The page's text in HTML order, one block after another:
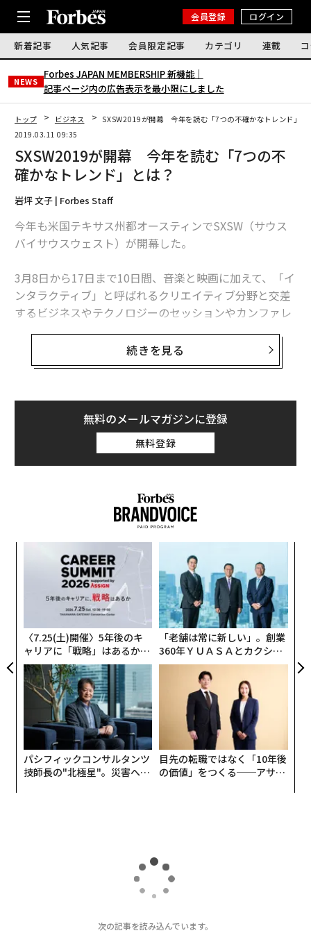
会員登録 ログイン
新着記事 人気記事 会員限定記事 カテゴリ 連載
NEWS
Forbes JAPAN MEMBERSHIP 新機能｜
記事ページ内の広告表示を最小限にしました
トップ ビジネス
SXSW2019が開幕 今年を読む「7つの不確かなトレンド」と
2019.03.11 09:35
SXSW2019が開幕 今年を読む「7つの不
確かなトレンド」とは？
岩坪 文子 | Forbes Staff
今年も米国テキサス州都オースティンでSXSW（サウス
バイサウスウェスト）が開幕した。
3月8日から17日まで10日間、音楽と映画に加えて、「イ
ンタラクティブ」と呼ばれるクリエイティブ分野と交差
するビジネスやテクノロジーのセッションやカンファレ
ンスが行われる祭典は1987年から始まり（インタラクテ
ィブは1994年から）、米国のみならず世界からこの砂漠
のオアシス都市に訪れる。今年の登録者は7万5千人以上
「インタラクティブ」ではブロックチェーン＆暗号通
貨、ブランド＆マーケティング、コーディング&ディベ
ロップメント、デザイン、アントレプレナーシップ＆ス
タートアップ、未来のワークスタイルなど、多岐に渡る
論する。日本の多くの読者はこれらの分野の最新のトレ
ンドレポートを期待するかもしれない。
しかし、「トレンド」とは一体何なのだろうか――。データ
が、企業が、一部の専門家が、マーケティング担当者が
決めているものなのか。実際、彼らは未来を予測するこ
とはできるのか。否。トレンドとは、もっと人間の顔を
持ったものである、と主張するのが、マーケティングと
トレンドに関するベストセラー「Non Obvious Trend」
の著者で、ワシントンジョージタウン大学の人気講座マ
ーケティング＆ストーリーテリングを教えるロヒット・
バハルガマ（Rohit Bhargava）氏である。
オースティンコンベンションセンターの大会場に立つ「Non Obvious Trend」著者
続きを見る
無料のメールマガジンに登録
無料登録
〈7.25(土)開催〉5年後のキ
ャリアに「戦略」はあるか。
トップエグゼクティブのキャ
リアに触れる1日│CAREER S
UMMIT 2026
「老舗は常に新しい」。創業
360年ＹＵＡＳＡとカクシン
CEO田尻望が語る、AIを超え
る人の価値
パシフィックコンサルタンツ
技師長の"北極星"。災害への
目先の転職ではなく「10年後
の価値」をつくる──アサイ
次の記事を読み込んでいます。